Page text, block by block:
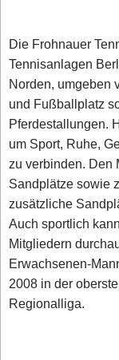
Die Frohnauer
Tennisanlagen
Norden, umgeben
und Fußballplatz
Pferdestallungen.
um Sport, Ruhe,
zu verbinden. Den
Sandplätze sowie
zusätzliche
Auch sportlich
Mitgliedern
Erwachsenen-
2008 in der
Regionalliga.